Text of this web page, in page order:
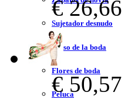
Sujetador desnudo
Bolso de la boda
Flores de boda
Peluca
€ 26,66
€ 50,57